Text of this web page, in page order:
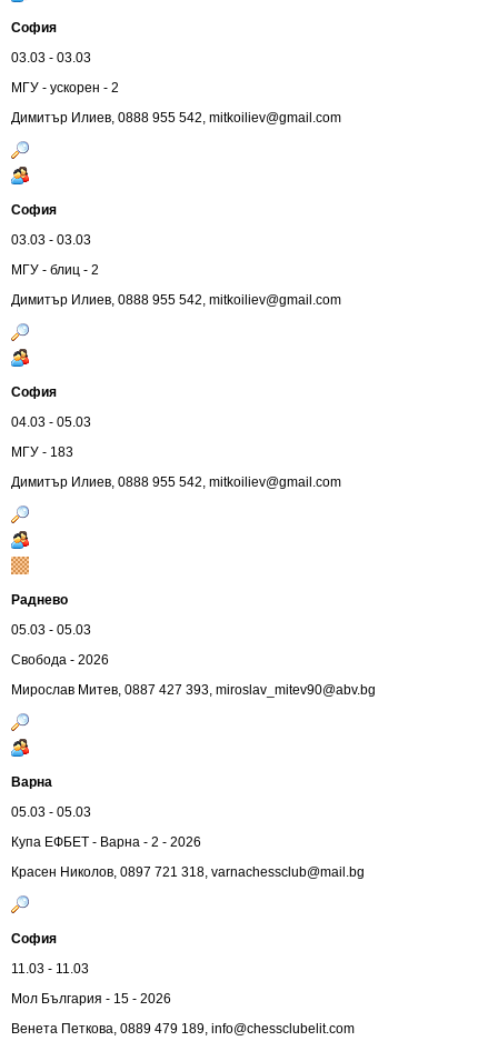
София
03.03 - 03.03
МГУ - ускорен - 2
Димитър Илиев, 0888 955 542, mitkoiliev@gmail.com
София
03.03 - 03.03
МГУ - блиц - 2
Димитър Илиев, 0888 955 542, mitkoiliev@gmail.com
София
04.03 - 05.03
МГУ - 183
Димитър Илиев, 0888 955 542, mitkoiliev@gmail.com
Раднево
05.03 - 05.03
Свобода - 2026
Мирослав Митев, 0887 427 393, miroslav_mitev90@abv.bg
Варна
05.03 - 05.03
Купа ЕФБЕТ - Варна - 2 - 2026
Красен Николов, 0897 721 318, varnachessclub@mail.bg
София
11.03 - 11.03
Мол България - 15 - 2026
Венета Петковa, 0889 479 189, info@chessclubelit.com